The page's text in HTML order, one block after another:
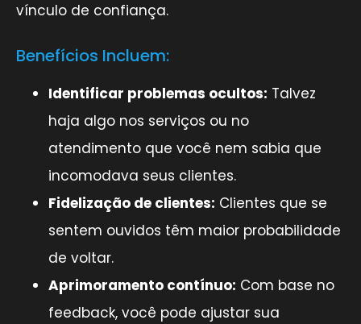
vínculo de confiança.
Benefícios Incluem:
Identificar problemas ocultos: Talvez
haja algo nos serviços ou no
atendimento que você nem sabia que
incomodava seus clientes.
Fidelização de clientes: Clientes que se
sentem ouvidos têm maior probabilidade
de voltar.
Aprimoramento contínuo: Com base no
feedback, você pode ajustar sua